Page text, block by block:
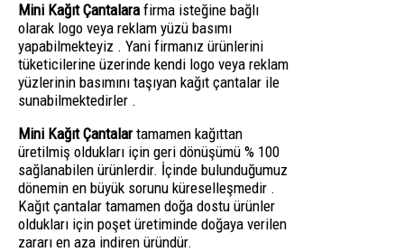
Mini Kağıt Çantalara firma isteğine bağlı
olarak logo veya reklam yüzü basımı
yapabilmekteyiz . Yani firmanız ürünlerini
tüketicilerine üzerinde kendi logo veya reklam
yüzlerinin basımını taşıyan kağıt çantalar ile
sunabilmektedirler .
Mini Kağıt Çantalartamamen kağıttan
üretilmiş oldukları için geri dönüşümü % 100
sağlanabilen ürünlerdir. İçinde bulunduğumuz
dönemin en büyük sorunu küreselleşmedir .
Kağıt çantalar tamamen doğa dostu ürünler
oldukları için poşet üretiminde doğaya verilen
zararı en aza indiren üründür.